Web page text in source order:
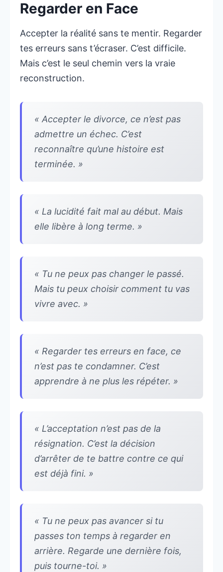
Regarder en Face
Accepter la réalité sans te mentir. Regarder
tes erreurs sans t’écraser. C’est difficile.
Mais c’est le seul chemin vers la vraie
reconstruction.
« Accepter le divorce, ce n’est pas
admettre un échec. C’est
reconnaître qu’une histoire est
terminée. »
« La lucidité fait mal au début. Mais
elle libère à long terme. »
« Tu ne peux pas changer le passé.
Mais tu peux choisir comment tu vas
vivre avec. »
« Regarder tes erreurs en face, ce
n’est pas te condamner. C’est
apprendre à ne plus les répéter. »
« L’acceptation n’est pas de la
résignation. C’est la décision
d’arrêter de te battre contre ce qui
est déjà fini. »
« Tu ne peux pas avancer si tu
passes ton temps à regarder en
arrière. Regarde une dernière fois,
puis tourne-toi. »